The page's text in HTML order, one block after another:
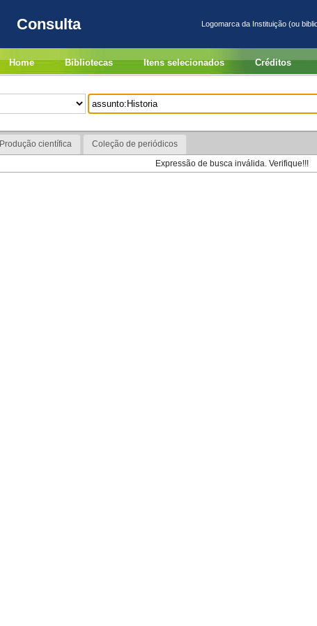
Consulta Logomarca da Instituição (ou
Home Bibliotecas Itens selecionados Créditos
Produção científica
Coleção de periódicos
Expressão de busca inválida. Verifique!!!